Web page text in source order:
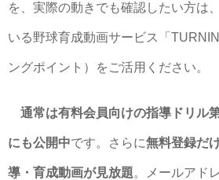
を、実際の動きでも確認したい方は
いる野球育成動画サービス「
ングポイント）をご活用ください。
通常は有料会員向けの指導ドリル
にも公開中です。さらに無料登録だ
導・育成動画が見放題。メールアド